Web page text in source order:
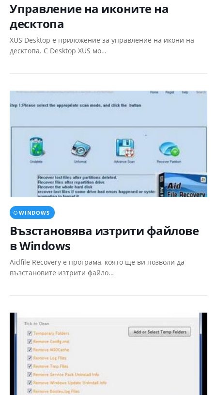
Управление на иконите на
десктопа
XUS Desktop е приложение за управление на икони на
десктопа. С Desktop XUS мо…
WINDOWS
Възстановява изтрити файлове
в Windows
Aidfile Recovery e програма, която ще ви позволи да
възстановите изтрити файло…